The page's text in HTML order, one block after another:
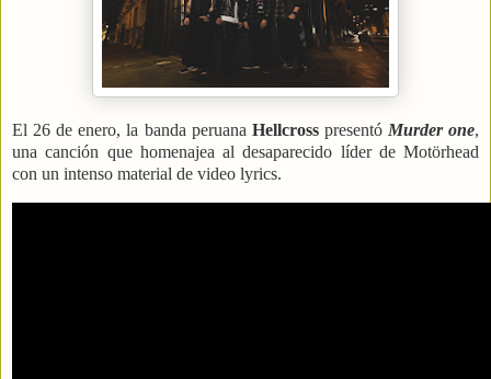
El 26 de enero, la banda peruana Hellcross presentó Murder one,
una canción que homenajea al desaparecido líder de Motörhead
con un intenso material de video lyrics.